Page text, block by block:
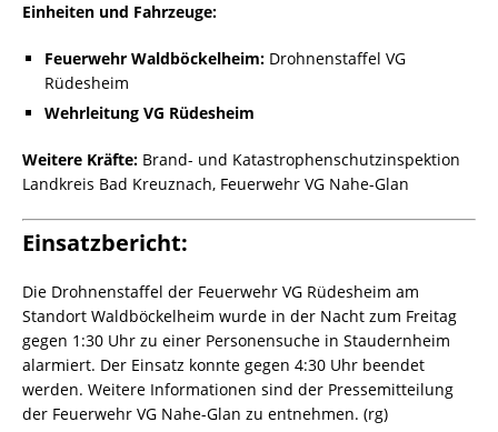
Einheiten und Fahrzeuge:
Feuerwehr Waldböckelheim: Drohnenstaffel VG
Rüdesheim
Wehrleitung VG Rüdesheim
Weitere Kräfte: Brand- und Katastrophenschutzinspektion
Landkreis Bad Kreuznach, Feuerwehr VG Nahe-Glan
Einsatzbericht:
Die Drohnenstaffel der Feuerwehr VG Rüdesheim am
Standort Waldböckelheim wurde in der Nacht zum Freitag
gegen 1:30 Uhr zu einer Personensuche in Staudernheim
alarmiert. Der Einsatz konnte gegen 4:30 Uhr beendet
werden. Weitere Informationen sind der Pressemitteilung
der Feuerwehr VG Nahe-Glan zu entnehmen. (rg)